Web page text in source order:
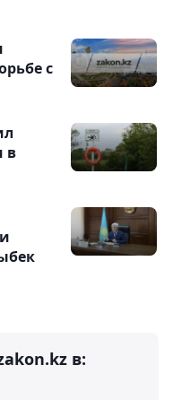
с
в
в: